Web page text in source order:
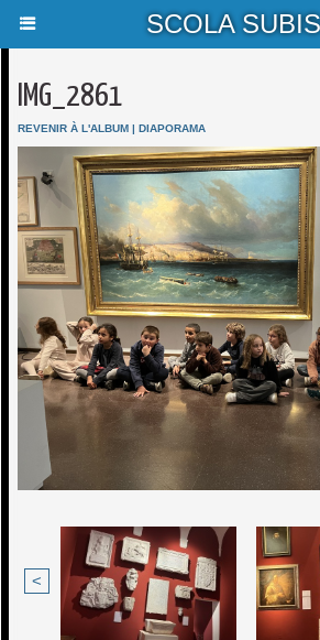
SCOLA
IMG_2861
REVENIR À L'ALBUM | DIAPORAMA
<